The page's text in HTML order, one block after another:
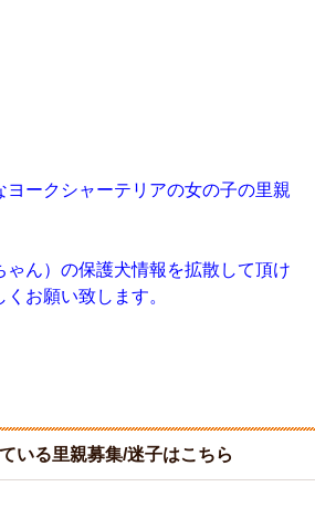
ヨークシャーテリアの女の子の里親
ゃん）の保護犬情報を拡散して頂け
お願い致します。
いる里親募集/迷子はこちら